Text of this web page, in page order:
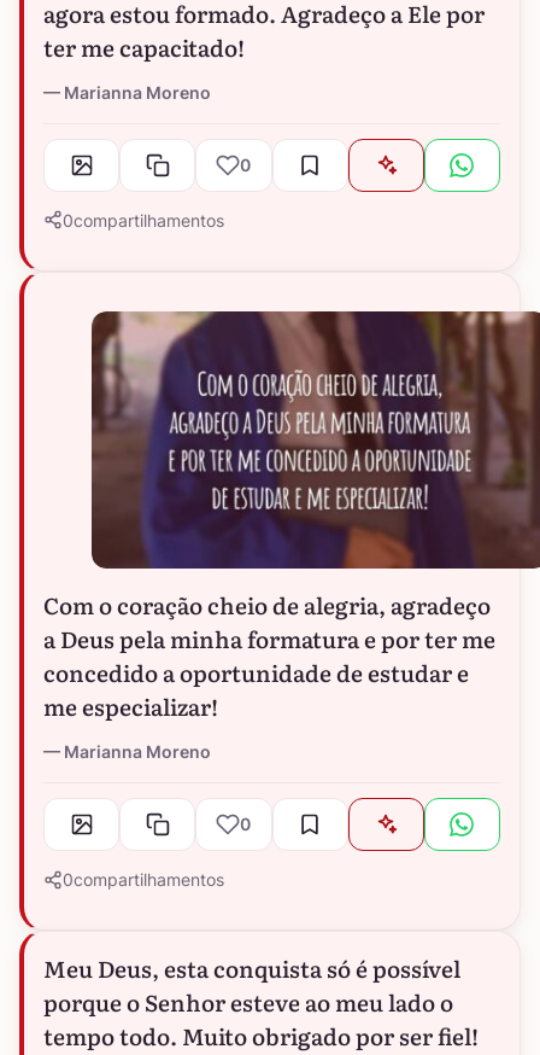
agora estou formado. Agradeço a Ele por
ter me capacitado!
Marianna Moreno
0
0compartilhamentos
Com o coração cheio de alegria, agradeço
a Deus pela minha formatura e por ter me
concedido a oportunidade de estudar e
me especializar!
Marianna Moreno
0
0compartilhamentos
Meu Deus, esta conquista só é possível
porque o Senhor esteve ao meu lado o
tempo todo. Muito obrigado por ser fiel!